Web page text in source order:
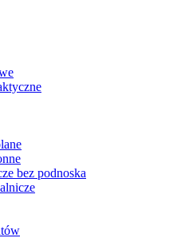
bez podnoska